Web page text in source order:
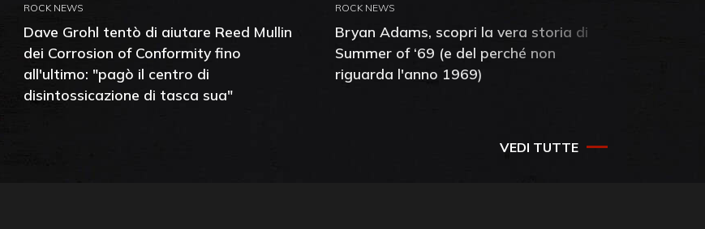
ROCK NEWS
Dave Grohl tentò di aiutare Reed Mullin
dei Corrosion of Conformity fino
all'ultimo: "pagò il centro di
disintossicazione di tasca sua"
ROCK NEWS
Bryan Adams, scopri la vera storia di
Summer of ‘69 (e del perché non
riguarda l'anno 1969)
VEDI TUTTE